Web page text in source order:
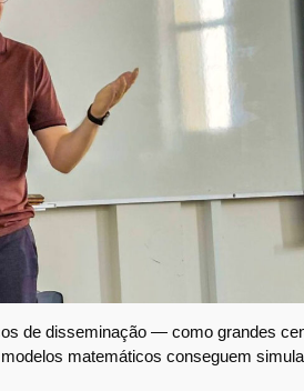
de disseminação — como grandes
matemáticos conseguem